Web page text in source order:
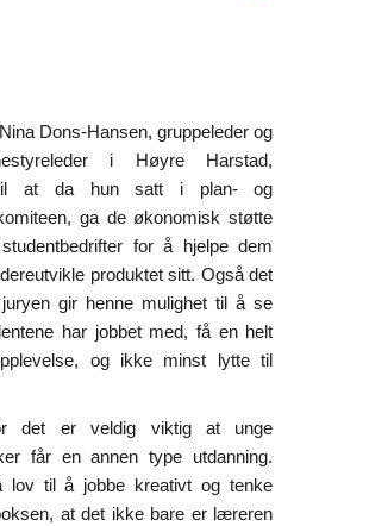
Dons-Hansen, gruppeleder og
i Høyre Harstad,
til at da hun satt i plan- og
ga de økonomisk støtte
for å hjelpe dem
produktet sitt. Også det
gir henne mulighet til å se
har jobbet med, få en helt
og ikke minst lytte til
det er veldig viktig at unge
får en annen type utdanning.
lov til å jobbe kreativt og tenke
at det ikke bare er læreren